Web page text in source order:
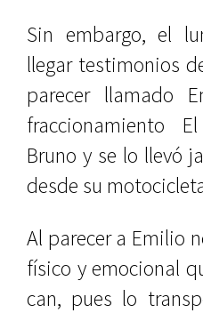
Sin embargo, el
llegar testimonios
parecer llamado
fraccionamiento
Bruno y se lo llevó
desde su
Al parecer a Emilio
físico y emocional
can, pues lo